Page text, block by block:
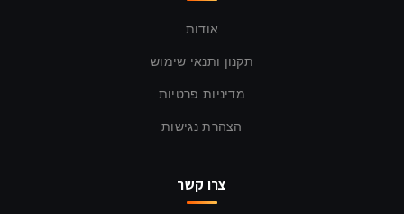
אודות
תקנון ותנאי שימוש
מדיניות פרטיות
הצהרת נגישות
צרו קשר